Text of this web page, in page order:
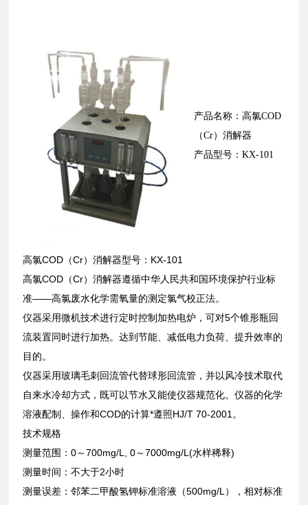
产品名称：高氯COD
（Cr）消解器
产品型号：KX-101
高氯COD（Cr）消解器型号：KX-101
高氯COD（Cr）消解器遵循中华人民共和国环境保护行业标
准——高氯废水化学需氧量的测定氯气校正法。
仪器采用微机技术进行定时控制加热电炉，可对5个锥形瓶回
流装置同时进行加热。达到节能、减低电力负荷、提升效率的
目的。
仪器采用玻璃毛刺回流管代替球形回流管，并以风冷技术取代
自来水冷却方式，既可以节水又能使仪器规范化。仪器的化学
溶液配制、操作和COD的计算*遵照HJ/T 70-2001。
技术规格
测量范围：0～700mg/L, 0～7000mg/L(水样稀释)
测量时间：不大于2小时
测量误差：邻苯二甲酸氢钾标准溶液（500mg/L），相对标准